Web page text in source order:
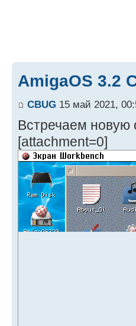
AmigaOS 3.2
CBUG 15 май 2021,
Встречаем новую
[attachment=0]